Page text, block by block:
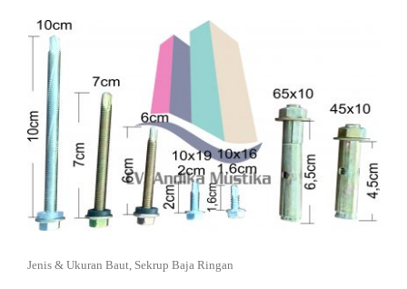
Jasa Konsultan & Desain Perencanaan
BLOG
HUBUNGI
Jenis & Ukuran Baut, Sekrup Baja Ringan